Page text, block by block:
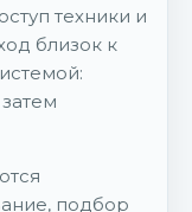
техники и
близок к
подбор